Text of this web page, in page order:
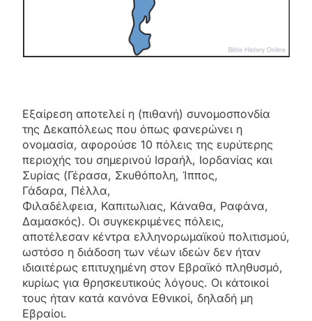
Εξαίρεση αποτελεί η (πιθανή) συνομοσπονδία
της Δεκαπόλεως που όπως φανερώνει η
ονομασία, αφορούσε 10 πόλεις της ευρύτερης
περιοχής του σημερινού Ισραήλ, Ιορδανίας και
Συρίας (Γέρασα, Σκυθόπολη, Ίππος,
Γάδαρα, Πέλλα,
Φιλαδέλφεια, Καπιτωλιας, Κάναθα, Ραφάνα,
Δαμασκός). Οι συγκεκριμένες πόλεις,
αποτέλεσαν κέντρα ελληνορωμαϊκού πολιτισμού,
ωστόσο η διάδοση των νέων ιδεών δεν ήταν
ιδιαιτέρως επιτυχημένη στον Εβραϊκό πληθυσμό,
κυρίως για θρησκευτικούς λόγους. Οι κάτοικοί
τους ήταν κατά κανόνα Εθνικοί, δηλαδή μη
Εβραίοι.